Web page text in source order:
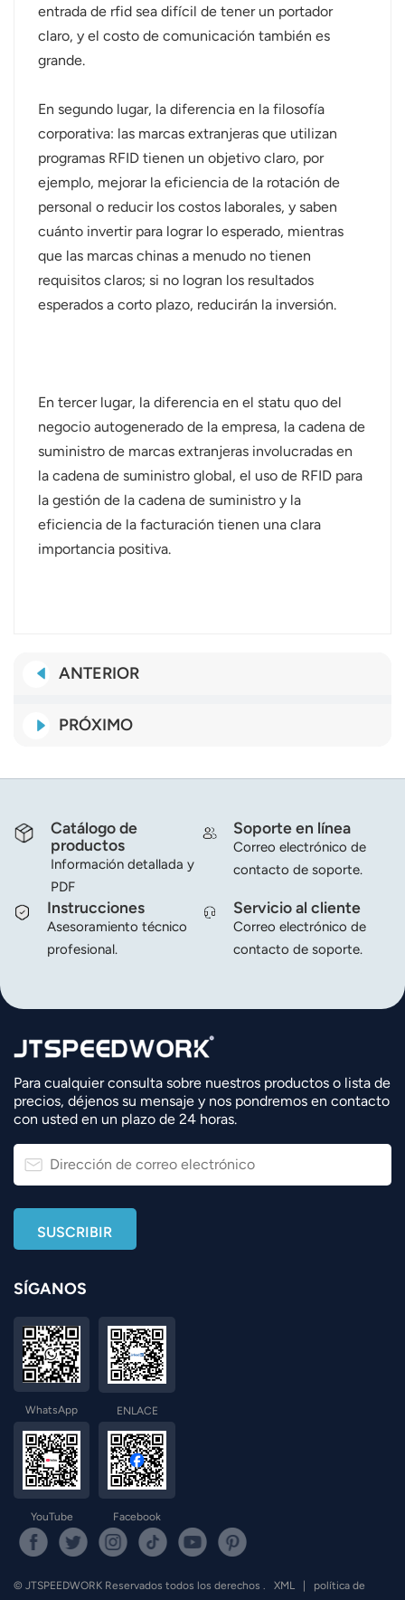
entrada de rfid sea difícil de tener un portador
claro, y el costo de comunicación también es
grande.
En segundo lugar, la diferencia en la filosofía
corporativa: las marcas extranjeras que utilizan
programas RFID tienen un objetivo claro, por
ejemplo, mejorar la eficiencia de la rotación de
personal o reducir los costos laborales, y saben
cuánto invertir para lograr lo esperado, mientras
que las marcas chinas a menudo no tienen
requisitos claros; si no logran los resultados
esperados a corto plazo, reducirán la inversión.
En tercer lugar, la diferencia en el statu quo del
negocio autogenerado de la empresa, la cadena de
suministro de marcas extranjeras involucradas en
la cadena de suministro global, el uso de RFID para
la gestión de la cadena de suministro y la
eficiencia de la facturación tienen una clara
importancia positiva.
ANTERIOR
PRÓXIMO
Catálogo de
productos
Información detallada y
PDF
Soporte en línea
Correo electrónico de
contacto de soporte.
Instrucciones
Asesoramiento técnico
profesional.
Servicio al cliente
Correo electrónico de
contacto de soporte.
Para cualquier consulta sobre nuestros productos o lista de
precios, déjenos su mensaje y nos pondremos en contacto
con usted en un plazo de 24 horas.
SÍGANOS
WhatsApp ENLACE
YouTube Facebook
© JTSPEEDWORK Reservados todos los derechos . XML | política de